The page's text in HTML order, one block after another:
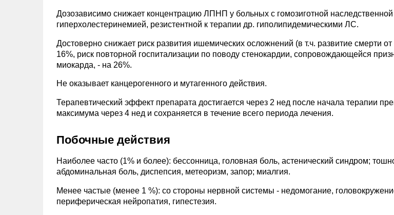
Дозозависимо снижает концентрацию ЛПНП у больных с гомозиготной наследственной
гиперхолестеринемией, резистентной к терапии др. гиполипидемическими ЛС.
Достоверно снижает риск развития ишемических осложнений (в т.ч. развитие смерти
16%, риск повторной госпитализации по поводу стенокардии, сопровождающейся
миокарда, - на 26%.
Не оказывает канцерогенного и мутагенного действия.
Терапевтический эффект препарата достигается через 2 нед после начала терапии
максимума через 4 нед и сохраняется в течение всего периода лечения.
Побочные действия
Наиболее часто (1% и более): бессонница, головная боль, астенический синдром;
абдоминальная боль, диспепсия, метеоризм, запор; миалгия.
Менее частые (менее 1 %): со стороны нервной системы - недомогание,
периферическая нейропатия, гипестезия.